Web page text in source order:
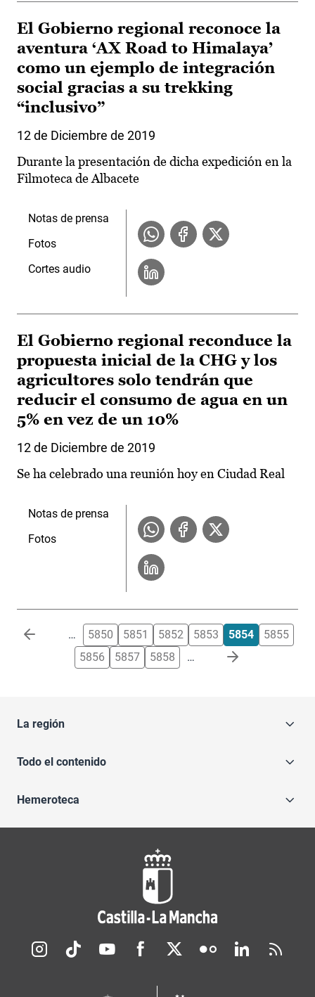
El Gobierno regional reconoce la
aventura ‘AX Road to Himalaya’
como un ejemplo de integración
social gracias a su trekking
“inclusivo”
12 de Diciembre de 2019
Durante la presentación de dicha expedición en la
Filmoteca de Albacete
Notas de prensa
Fotos
Cortes audio
El Gobierno regional reconduce la
propuesta inicial de la CHG y los
agricultores solo tendrán que
reducir el consumo de agua en un
5% en vez de un 10%
12 de Diciembre de 2019
Se ha celebrado una reunión hoy en Ciudad Real
Notas de prensa
Fotos
Paginación … 5850 5851 5852 5853 5854
5855
5856
5857 5858 …
La región
Todo el contenido
Hemeroteca
Redes sociales JCCM